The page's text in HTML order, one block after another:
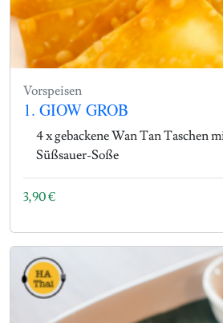
Vorspeisen
1. GIOW GROB
4 x gebackene Wan Tan Taschen
Süßsauer-Soße
3,90€